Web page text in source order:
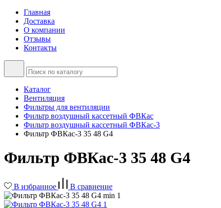
Главная
Доставка
О компании
Отзывы
Контакты
Каталог
Вентиляция
Фильтры для вентиляции
Фильтр воздушный кассетный ФВКас
Фильтр воздушный кассетный ФВКас-3
Фильтр ФВКас-3 35 48 G4
Фильтр ФВКас-3 35 48 G4
В избранное В сравнение